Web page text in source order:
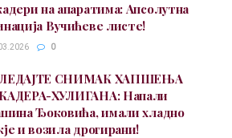
на апаратима: Апсолутна
Вучићеве листе!
0
СНИМАК ХАПШЕЊА
ХУЛИГАНА: Напали
Ђоковића, имали хладно
и возила дрогирани!